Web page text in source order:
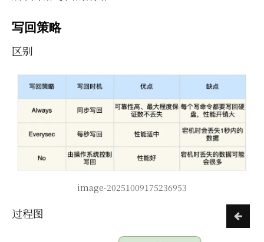
写回策略
区别
image-20251009175236953
过程图